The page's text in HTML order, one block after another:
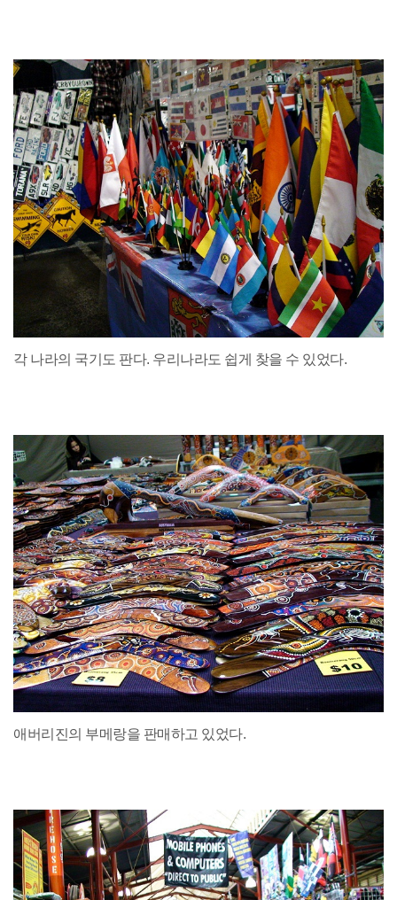
각 나라의 국기도 판다. 우리나라도 쉽게 찾을 수 있었다.
애버리진의 부메랑을 판매하고 있었다.